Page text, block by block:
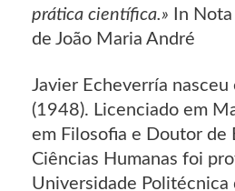
prática científica.» In
de João Maria André
Javier Echeverría nasceu
(1948). Licenciado em
em Filosofia e Doutor de
Ciências Humanas foi
Universidade Politécnica